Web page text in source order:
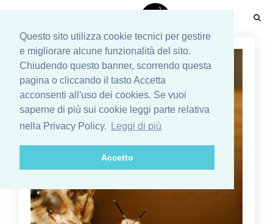
Questo sito utilizza cookie tecnici per gestire
e migliorare alcune funzionalità del sito.
Chiudendo questo banner, scorrendo questa
pagina o cliccando il tasto Accetta
acconsenti all'uso dei cookies. Se vuoi
saperne di più sui cookie leggi parte relativa
nella Privacy Policy.
Leggi di più
Accetto